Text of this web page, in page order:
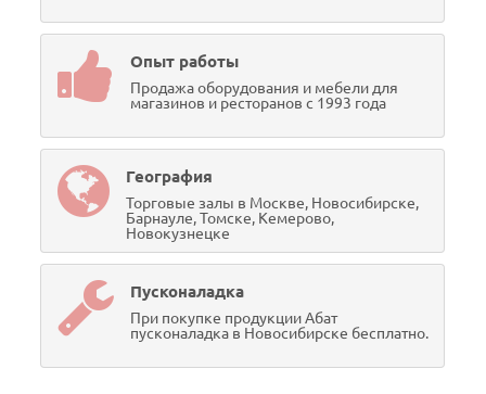
Опыт работы
Продажа оборудования и мебели для
магазинов и ресторанов с 1993 года
География
Торговые залы в Москве, Новосибирске,
Барнауле, Томске, Кемерово,
Новокузнецке
Пусконаладка
При покупке продукции Абат
пусконаладка в Новосибирске бесплатно.